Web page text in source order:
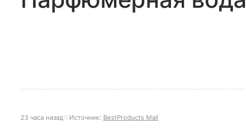
23 часа назад Источник: BestProducts Mail